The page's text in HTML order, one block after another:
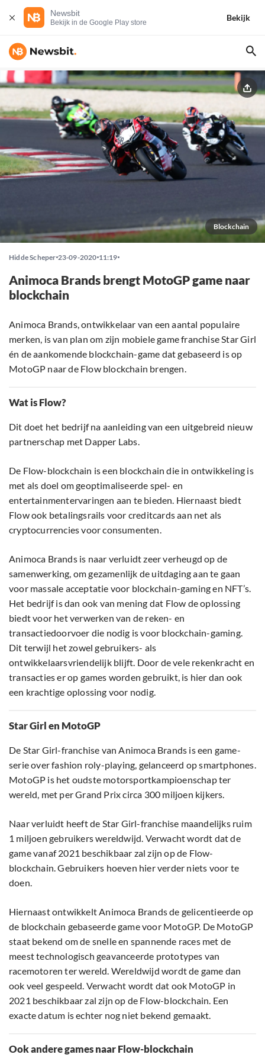
Newsbit
Bekijk in de Google Play store
Bekijk
Blockchain
Hidde Scheper 23-09-2020 11:19
Animoca Brands brengt MotoGP game naar
blockchain
Animoca Brands, ontwikkelaar van een aantal populaire
merken, is van plan om zijn mobiele game franchise Star Girl
én de aankomende blockchain-game dat gebaseerd is op
MotoGP naar de Flow blockchain brengen.
Wat is Flow?
Dit doet het bedrijf na aanleiding van een uitgebreid nieuw
partnerschap met Dapper Labs.
De Flow-blockchain is een blockchain die in ontwikkeling is
met als doel om geoptimaliseerde spel- en
entertainmentervaringen aan te bieden. Hiernaast biedt
Flow ook betalingsrails voor creditcards aan net als
cryptocurrencies voor consumenten.
Animoca Brands is naar verluidt zeer verheugd op de
samenwerking, om gezamenlijk de uitdaging aan te gaan
voor massale acceptatie voor blockchain-gaming en NFT’s.
Het bedrijf is dan ook van mening dat Flow de oplossing
biedt voor het verwerken van de reken- en
transactiedoorvoer die nodig is voor blockchain-gaming.
Dit terwijl het zowel gebruikers- als
ontwikkelaarsvriendelijk blijft. Door de vele rekenkracht en
transacties er op games worden gebruikt, is hier dan ook
een krachtige oplossing voor nodig.
Star Girl en MotoGP
De Star Girl-franchise van Animoca Brands is een game-
serie over fashion roly-playing, gelanceerd op smartphones.
MotoGP is het oudste motorsportkampioenschap ter
wereld, met per Grand Prix circa 300 miljoen kijkers.
Naar verluidt heeft de Star Girl-franchise maandelijks ruim
1 miljoen gebruikers wereldwijd. Verwacht wordt dat de
game vanaf 2021 beschikbaar zal zijn op de Flow-
blockchain. Gebruikers hoeven hier verder niets voor te
doen.
Hiernaast ontwikkelt Animoca Brands de gelicentieerde op
de blockchain gebaseerde game voor MotoGP. De MotoGP
staat bekend om de snelle en spannende races met de
meest technologisch geavanceerde prototypes van
racemotoren ter wereld. Wereldwijd wordt de game dan
ook veel gespeeld. Verwacht wordt dat ook MotoGP in
2021 beschikbaar zal zijn op de Flow-blockchain. Een
exacte datum is echter nog niet bekend gemaakt.
Ook andere games naar Flow-blockchain